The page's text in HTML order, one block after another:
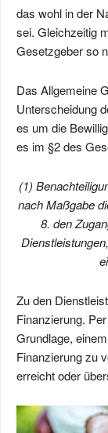
das wohl in der
sei. Gleichzeitig
Gesetzgeber so
Das Allgemeine
Unterscheidung
es um die
es im §2 des
(1)
nach Maßgabe
8. den
Zu den
Finanzierung.
Grundlage,
Finanzierung zu
erreicht oder